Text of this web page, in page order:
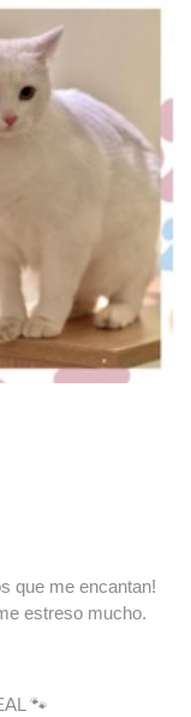
que me encantan!
estreso mucho.
🐾